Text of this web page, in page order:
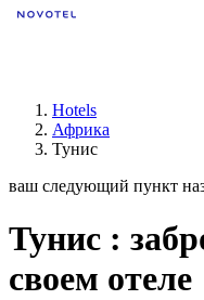
Hotels
Африка
Тунис
ваш следующий пункт
Тунис :
своем отеле